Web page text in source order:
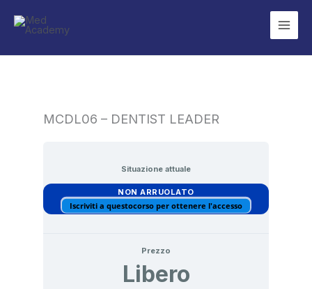
MCDL06 – DENTIST LEADER
Situazione attuale
NON ARRUOLATO
Iscriviti a questocorso per ottenere l'accesso
Prezzo
Libero